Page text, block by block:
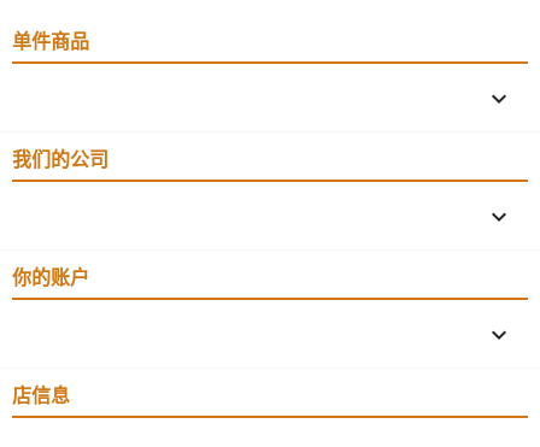
单件商品

我们的公司

你的账户

店信息